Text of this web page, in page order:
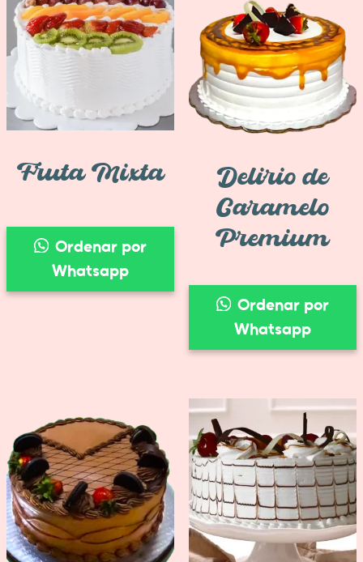
Fruta Mixta
Ordenar por
Whatsapp
Delirio de
Caramelo
Premium
Ordenar por
Whatsapp